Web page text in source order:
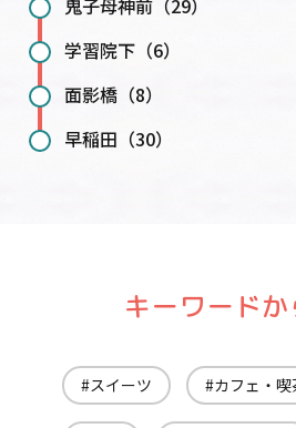
鬼子母神前（29）
学習院下（6）
面影橋（8）
早稲田（30）
キーワード
スイーツ カフェ・喫